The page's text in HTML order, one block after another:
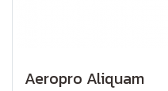
Aeropro Aliquam